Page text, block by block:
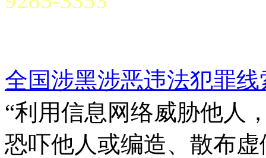
全国涉黑涉恶违法犯罪线
“利用信息网络威胁他人
恐吓他人或编造、散布